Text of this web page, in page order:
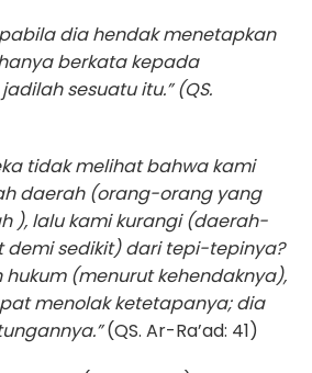
dia hendak menetapkan
berkata kepada
sesuatu itu.”(QS.
tidak melihat bahwa kami
daerah (orang-orang yang
), lalu kami kurangi (daerah-
demi sedikit) dari tepi-tepinya?
(menurut kehendaknya),
menolak ketetapanya; dia
(QS. Ar-Ra’ad: 41)